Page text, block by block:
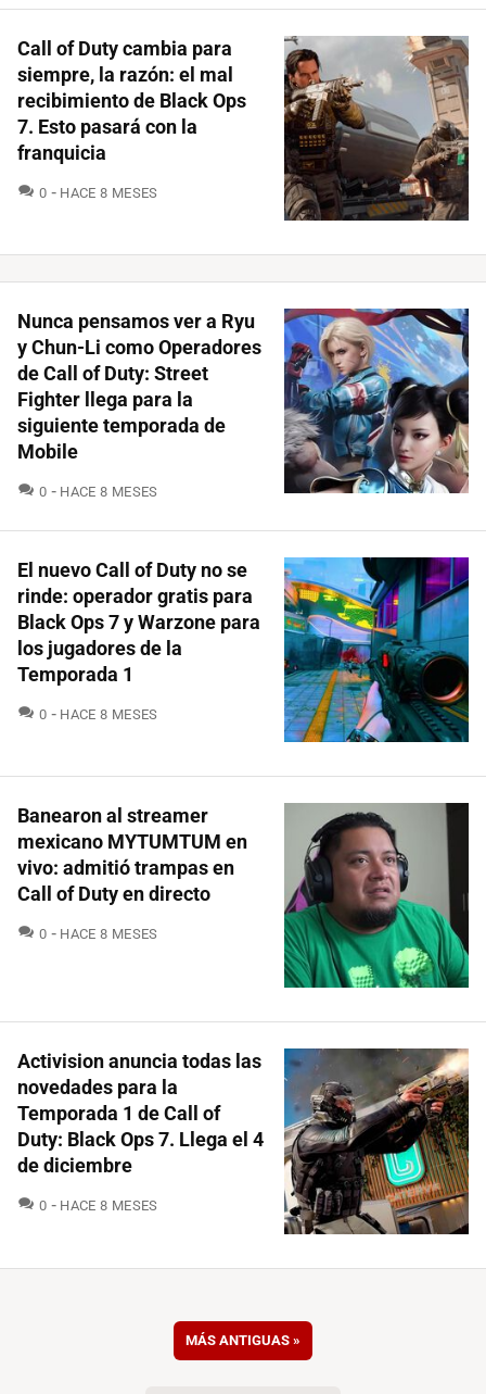
Call of Duty cambia para
siempre, la razón: el mal
recibimiento de Black Ops
7. Esto pasará con la
franquicia
0 COMENTARIOS
HACE 8 MESES
Nunca pensamos ver a Ryu
y Chun-Li como Operadores
de Call of Duty: Street
Fighter llega para la
siguiente temporada de
Mobile
0 COMENTARIOS
HACE 8 MESES
El nuevo Call of Duty no se
rinde: operador gratis para
Black Ops 7 y Warzone para
los jugadores de la
Temporada 1
0 COMENTARIOS
HACE 8 MESES
Banearon al streamer
mexicano MYTUMTUM en
vivo: admitió trampas en
Call of Duty en directo
0 COMENTARIOS
HACE 8 MESES
Activision anuncia todas las
novedades para la
Temporada 1 de Call of
Duty: Black Ops 7. Llega el 4
de diciembre
0 COMENTARIOS
HACE 8 MESES
MÁS ANTIGUAS »